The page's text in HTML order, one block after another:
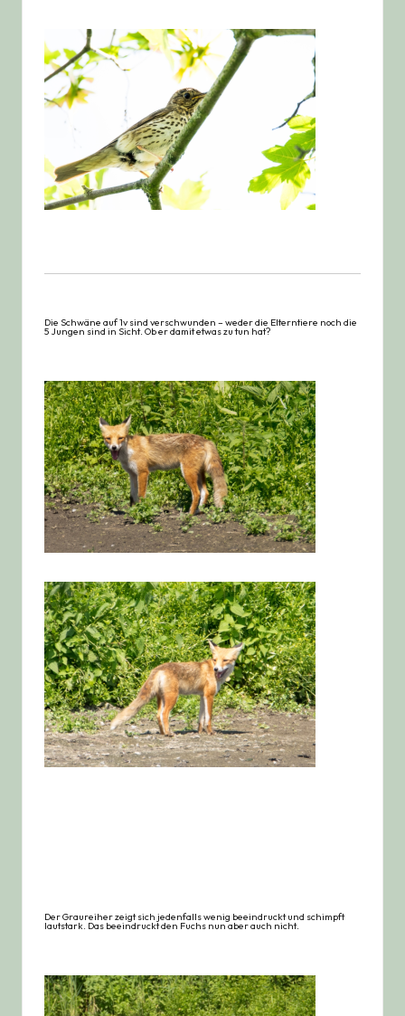
Die Schwäne auf 1v sind verschwunden – weder die Elterntiere noch die
5 Jungen sind in Sicht. Ob er damit etwas zu tun hat?
Der Graureiher zeigt sich jedenfalls wenig beeindruckt und schimpft
lautstark. Das beeindruckt den Fuchs nun aber auch nicht.